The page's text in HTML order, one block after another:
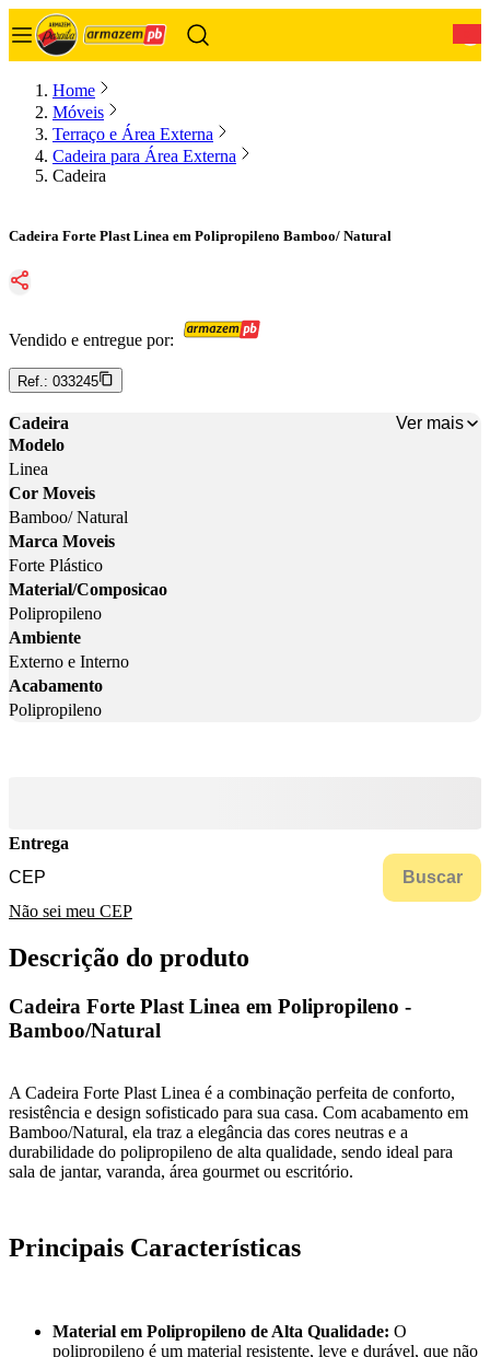
Home
Móveis
Terraço e Área Externa
Cadeira para Área Externa
Cadeira
Cadeira Forte Plast Linea em Polipropileno Bamboo/ Natural
Vendido e entregue por:
Ref.: 033245
Cadeira
Ver mais
Modelo
Linea
Cor Moveis
Bamboo/ Natural
Marca Moveis
Forte Plástico
Material/Composicao
Polipropileno
Ambiente
Externo e Interno
Acabamento
Polipropileno
Entrega
Buscar
Não sei meu CEP
Descrição do produto
Cadeira Forte Plast Linea em Polipropileno -
Bamboo/Natural
A Cadeira Forte Plast Linea é a combinação perfeita de conforto,
resistência e design sofisticado para sua casa. Com acabamento em
Bamboo/Natural, ela traz a elegância das cores neutras e a
durabilidade do polipropileno de alta qualidade, sendo ideal para
sala de jantar, varanda, área gourmet ou escritório.
Principais Características
Material em Polipropileno de Alta Qualidade: O
polipropileno é um material resistente, leve e durável, que não